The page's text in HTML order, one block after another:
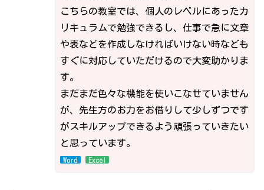
こちらの教室では、個人のレベルにあったカ
リキュラムで勉強できるし、仕事で急に文章
や表などを作成しなければいけない時なども
すぐに対応していただけるので大変助かりま
す。
まだまだ色々な機能を使いこなせていません
が、先生方のお力をお借りして少しずつです
がスキルアップできるよう頑張っていきたい
と思っています。
Word Excel